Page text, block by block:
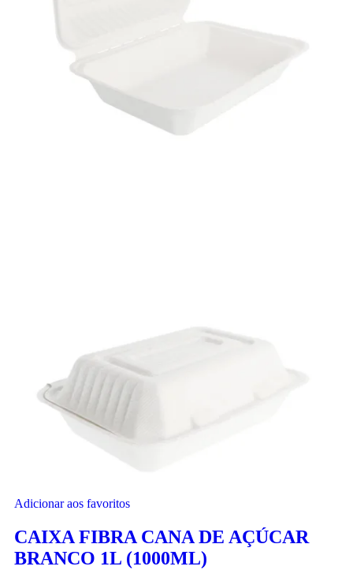
Adicionar aos favoritos
CAIXA FIBRA CANA DE AÇÚCAR
BRANCO 1L (1000ML)